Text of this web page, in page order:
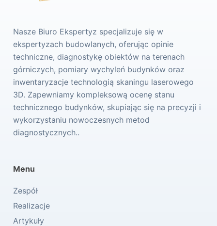
Nasze Biuro Ekspertyz specjalizuje się w
ekspertyzach budowlanych, oferując opinie
techniczne, diagnostykę obiektów na terenach
górniczych, pomiary wychyleń budynków oraz
inwentaryzacje technologią skaningu laserowego
3D. Zapewniamy kompleksową ocenę stanu
technicznego budynków, skupiając się na precyzji i
wykorzystaniu nowoczesnych metod
diagnostycznych..
Menu
Zespół
Realizacje
Artykuły